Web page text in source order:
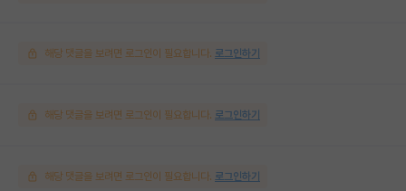
해당 댓글을 보려면 로그인이 필요합니다. 로그인하기
해당 댓글을 보려면 로그인이 필요합니다. 로그인하기
해당 댓글을 보려면 로그인이 필요합니다. 로그인하기